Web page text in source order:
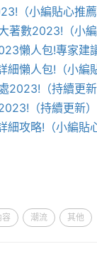
（小編貼心推薦
著數2023!（小編
懶人包!專家建
懶人包!（小編
2023!（持續更新
（持續更新）
攻略!（小編貼
容 潮流 其他